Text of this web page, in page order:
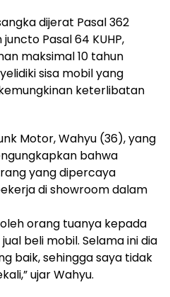
dijerat Pasal 362
Pasal 64 KUHP,
maksimal 10 tahun
sisa mobil yang
keterlibatan
Motor, Wahyu (36), yang
bahwa
yang dipercaya
di showroom dalam
orang tuanya kepada
beli mobil. Selama ini dia
baik, sehingga saya tidak
ujar Wahyu.